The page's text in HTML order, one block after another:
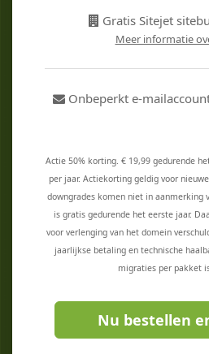
Gratis Sitejet
Meer informatie
Onbeperkt e-
Actie 50% korting. € 19,99 gedurende
per jaar. Actiekorting geldig voor
downgrades komen niet in aanmerking
is gratis gedurende het eerste jaar.
voor verlenging van het domein
jaarlijkse betaling en technische
migraties per pakket
Nu bestellen